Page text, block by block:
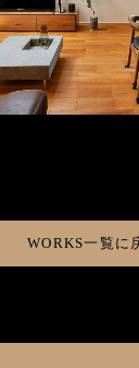
WORKS一覧に